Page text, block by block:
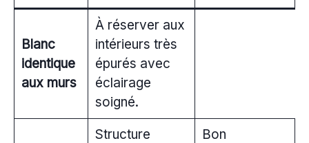
Blanc
identique
aux murs
À réserver aux
intérieurs très
épurés avec
éclairage
soigné.
Structure
Bon